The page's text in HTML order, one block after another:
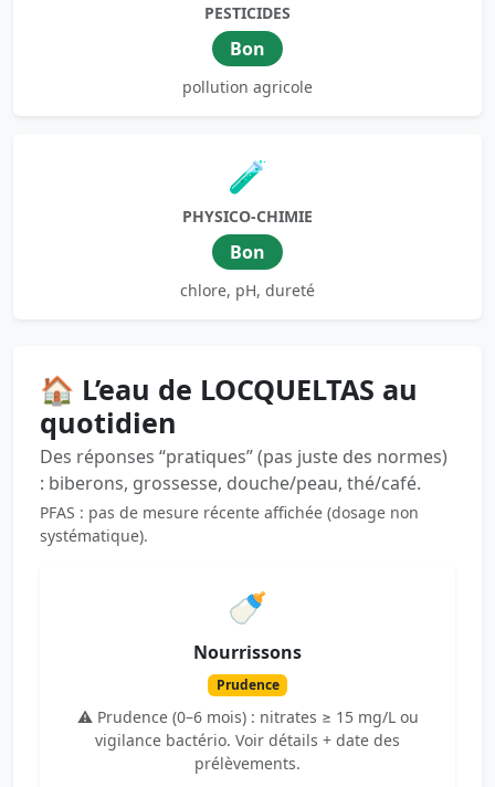
PESTICIDES
Bon
pollution agricole
🧪
PHYSICO-CHIMIE
Bon
chlore, pH, dureté
🏠 L’eau de LOCQUELTAS au
quotidien
Des réponses “pratiques” (pas juste des normes)
: biberons, grossesse, douche/peau, thé/café.
PFAS : pas de mesure récente affichée (dosage non
systématique).
🍼
Nourrissons
Prudence
⚠️ Prudence (0–6 mois) : nitrates ≥ 15 mg/L ou
vigilance bactério. Voir détails + date des
prélèvements.